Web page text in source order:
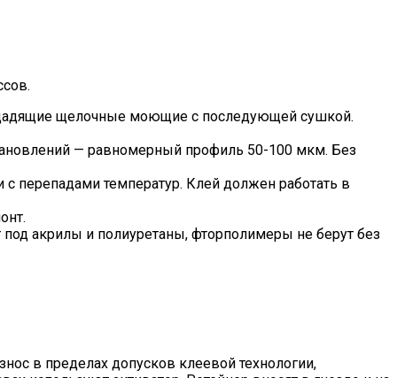
щадящие щелочные моющие с последующей сушкой.
— равномерный профиль 50-100 мкм. Без
перепадами температур. Клей должен работать в
акрилы и полиуретаны, фторполимеры не берут без
в пределах допусков клеевой технологии,